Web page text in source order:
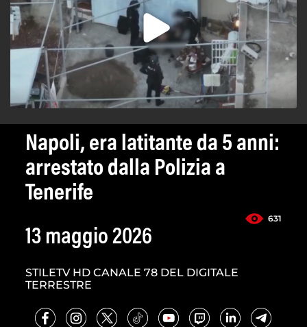
Napoli, era latitante da 5 anni:
arrestato dalla Polizia a
Tenerife
631
13 maggio 2026
STILETV HD CANALE 78 DEL DIGITALE
TERRESTRE